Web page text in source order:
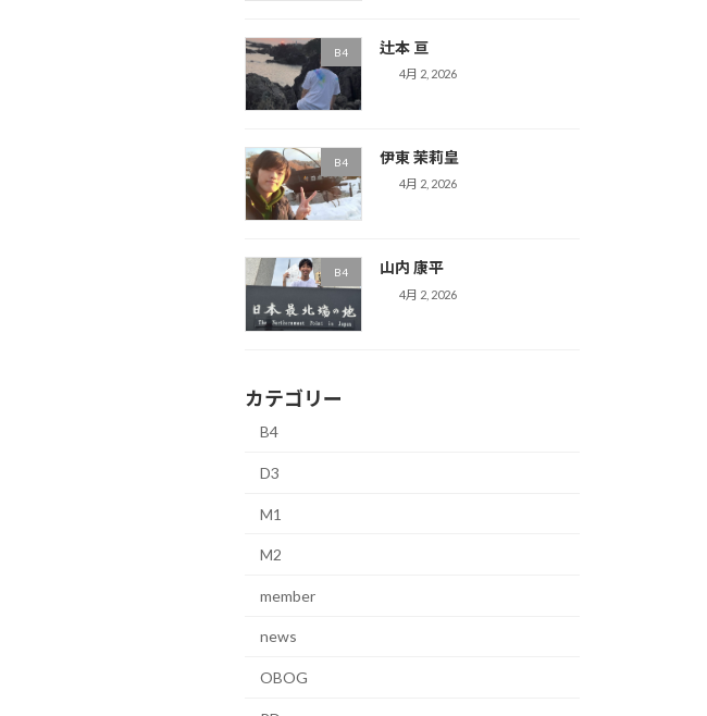
B4 辻本 亘
4月 2, 2026
B4 伊東 茉莉皇
4月 2, 2026
B4 山内 康平
4月 2, 2026
カテゴリー
B4
D3
M1
M2
member
news
OBOG